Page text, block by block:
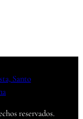
Santo
reservados.